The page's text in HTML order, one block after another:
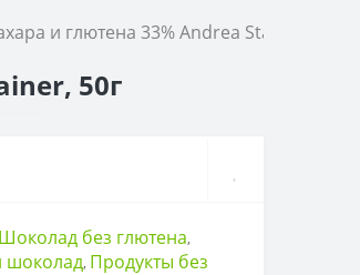
и глютена 33% Andrea Stainer, 50г
50г
Шоколад без глютена,
, Продукты без